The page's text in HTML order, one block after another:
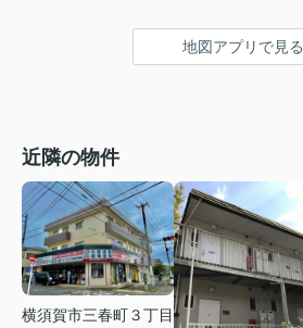
地図アプリで見る
近隣の物件
横須賀市三春町３丁目